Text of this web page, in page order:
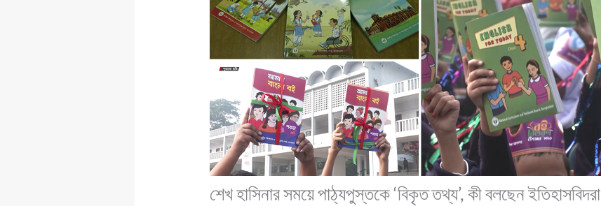
শেখ হাসিনার সময়ে পাঠ্যপুস্তকে ‘বিকৃত তথ্য’, কী বলছেন ইতিহাসবিদরা